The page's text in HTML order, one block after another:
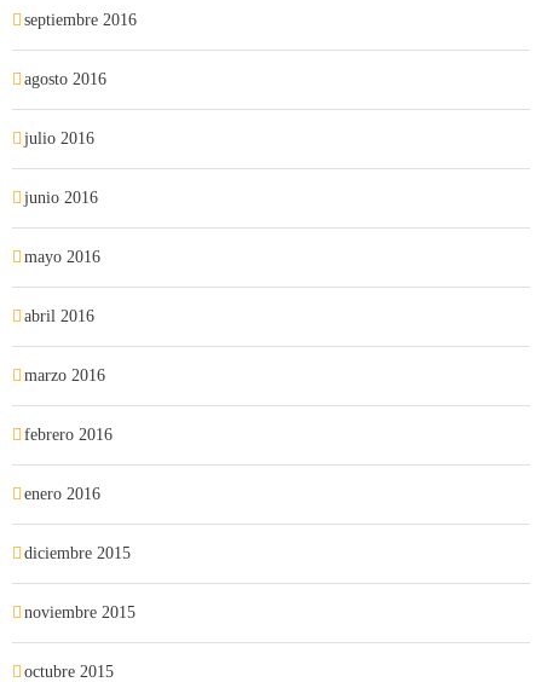
septiembre 2016
agosto 2016
julio 2016
junio 2016
mayo 2016
abril 2016
marzo 2016
febrero 2016
enero 2016
diciembre 2015
noviembre 2015
octubre 2015